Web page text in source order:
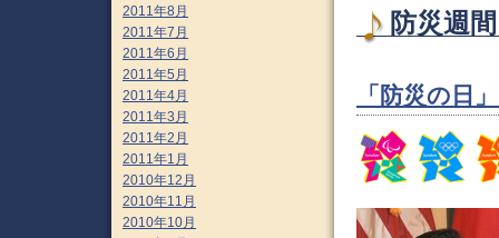
防災週
「防災の日
2011年8月
2011年7月
2011年6月
2011年5月
2011年4月
2011年3月
2011年2月
2011年1月
2010年12月
2010年11月
2010年10月